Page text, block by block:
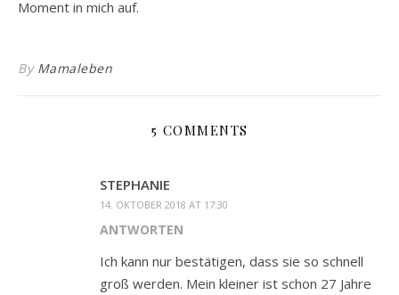
Moment in mich auf.
By Mamaleben
5 COMMENTS
STEPHANIE
14. OKTOBER 2018 AT 17:30
ANTWORTEN
Ich kann nur bestätigen, dass sie so schnell
groß werden. Mein kleiner ist schon 27 Jahre